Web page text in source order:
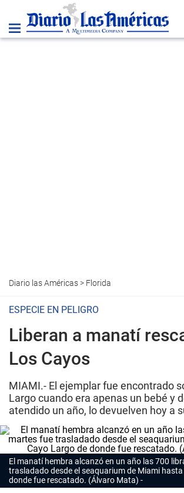
Diario las Américas> Florida
ESPECIE EN PELIGRO
Liberan a manatí
Los Cayos
MIAMI.- El ejemplar fue encontrado
Largo cuando era apenas un bebé y
atendido un año, lo devuelven hoy a
El manatí hembra alcanzó en un año las 700
trasladado desde el seaquarium de Miami
donde fue rescatado. (Álvaro Mata)